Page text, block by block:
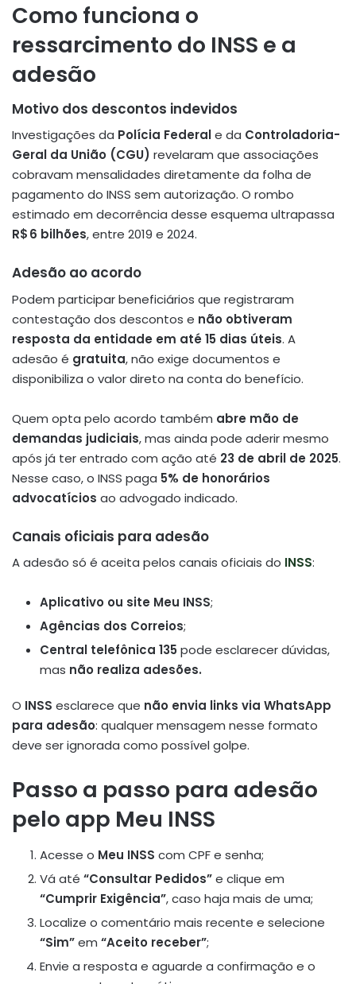
Como funciona o
ressarcimento do INSS e a
adesão
Motivo dos descontos indevidos
Investigações da Polícia Federale da Controladoria-
Geral da União (CGU) revelaram que associações
cobravam mensalidades diretamente da folha de
pagamento do INSS sem autorização. O rombo
estimado em decorrência desse esquema ultrapassa
R$ 6 bilhões, entre 2019 e 2024.
Adesão ao acordo
Podem participar beneficiários que registraram
contestação dos descontos e não obtiveram
resposta da entidade em até 15 dias úteis. A
adesão é gratuita, não exige documentos e
disponibiliza o valor direto na conta do benefício.
Quem opta pelo acordo também abre mão de
demandas judiciais, mas ainda pode aderir mesmo
após já ter entrado com ação até 23 de abril de 2025.
Nesse caso, o INSS paga 5% de honorários
advocatícios ao advogado indicado.
Canais oficiais para adesão
A adesão só é aceita pelos canais oficiais do INSS:
Aplicativo ou site Meu INSS;
Agências dos Correios;
Central telefônica 135 pode esclarecer dúvidas,
mas não realiza adesões.
O INSS esclarece que não envia links via WhatsApp
para adesão: qualquer mensagem nesse formato
deve ser ignorada como possível golpe.
Passo a passo para adesão
pelo app Meu INSS
Acesse o Meu INSS com CPF e senha;
Vá até “Consultar Pedidos”e clique em
“Cumprir Exigência”, caso haja mais de uma;
Localize o comentário mais recente e selecione
“Sim”em “Aceito receber”;
Envie a resposta e aguarde a confirmação e o